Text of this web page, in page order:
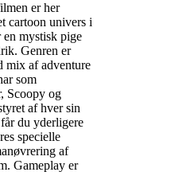
er her
cartoon univers i
en mystisk pige
Genren er
mix af adventure
som
Scoopy og
af hver sin
du yderligere
specielle
af
Gameplay er